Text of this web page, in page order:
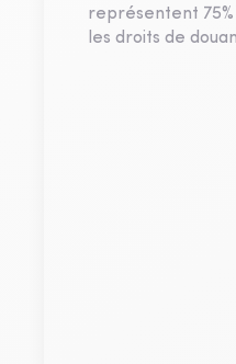
représentent
les droits de